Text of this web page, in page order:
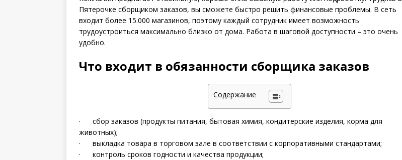
Пятерочке сборщиком заказов, вы сможете быстро решить финансовые проблемы. В сеть
входит более 15.000 магазинов, поэтому каждый сотрудник имеет возможность
трудоустроиться максимально близко от дома. Работа в шаговой доступности – это очень
удобно.
Что входит в обязанности сборщика заказов
Содержание
· сбор заказов (продукты питания, бытовая химия, кондитерские изделия, корма для
животных);
· выкладка товара в торговом зале в соответствии с корпоративными стандартами;
· контроль сроков годности и качества продукции;